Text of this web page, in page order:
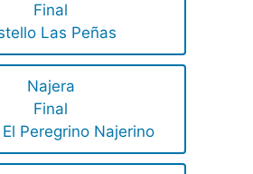
Final
Las Peñas
Najera
Final
Peregrino Najerino